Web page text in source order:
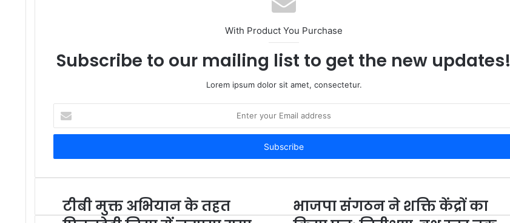
With Product You Purchase
Subscribe to our mailing list to get the new updates!
Lorem ipsum dolor sit amet, consectetur.
your
Email
टीबी मुक्त अभियान के तहत
भाजपा संगठन ने शक्ति केंद्रों का